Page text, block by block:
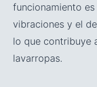
funcionamiento
vibraciones y el
lo que contribuye
lavarropas.